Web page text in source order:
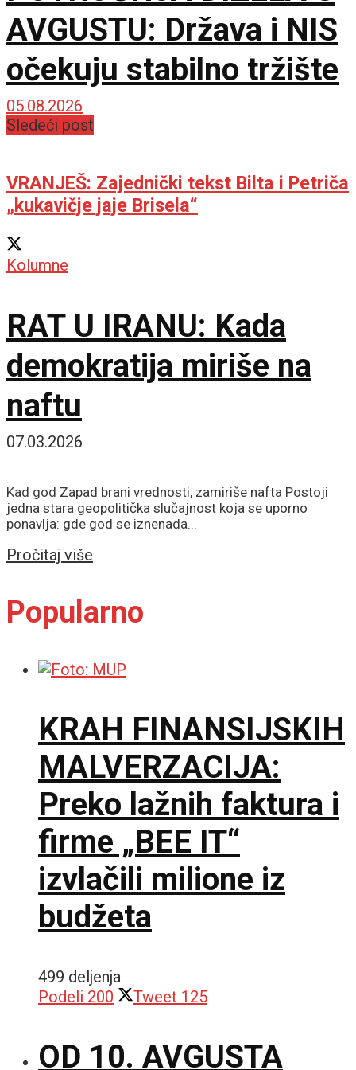
AVGUSTU: Država i NIS
očekuju stabilno tržište
05.08.2026
Sledeći post
VRANJEŠ: Zajednički tekst Bilta i Petriča
„kukavičje jaje Brisela“
Kolumne
RAT U IRANU: Kada
demokratija miriše na
naftu
07.03.2026
Kad god Zapad brani vrednosti, zamiriše nafta Postoji
jedna stara geopolitička slučajnost koja se uporno
ponavlja: gde god se iznenada...
Pročitaj više
Popularno
KRAH FINANSIJSKIH
MALVERZACIJA:
Preko lažnih faktura i
firme „BEE IT“
izvlačili milione iz
budžeta
499 deljenja
Podeli 200 Tweet 125
OD 10. AVGUSTA